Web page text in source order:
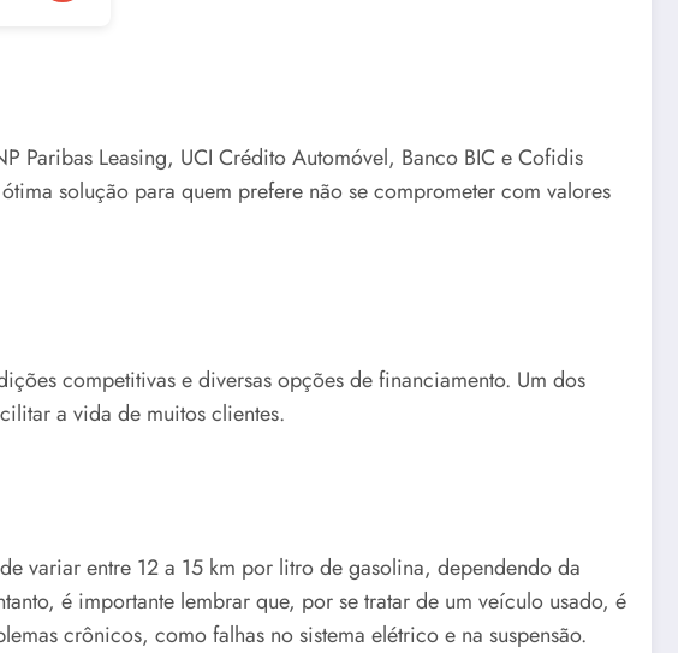
Paribas Leasing, UCI Crédito Automóvel, Banco BIC e Cofidis
solução para quem prefere não se comprometer com valores
competitivas e diversas opções de financiamento. Um dos
a vida de muitos clientes.
variar entre 12 a 15 km por litro de gasolina, dependendo da
é importante lembrar que, por se tratar de um veículo usado, é
crônicos, como falhas no sistema elétrico e na suspensão.